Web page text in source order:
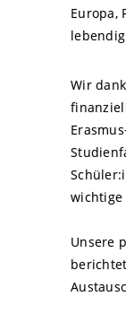
Europa,
Wir
Unsere
berichtet